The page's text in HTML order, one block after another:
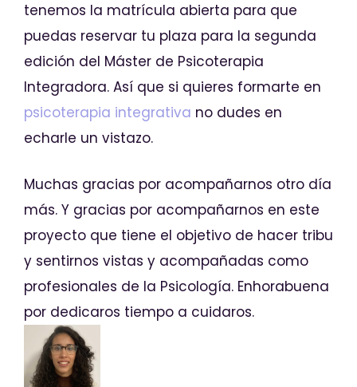
tenemos la matrícula abierta para que
puedas reservar tu plaza para la segunda
edición del Máster de Psicoterapia
Integradora. Así que si quieres formarte en
psicoterapia integrativa no dudes en
echarle un vistazo.
Muchas gracias por acompañarnos otro día
más. Y gracias por acompañarnos en este
proyecto que tiene el objetivo de hacer tribu
y sentirnos vistas y acompañadas como
profesionales de la Psicología. Enhorabuena
por dedicaros tiempo a cuidaros.